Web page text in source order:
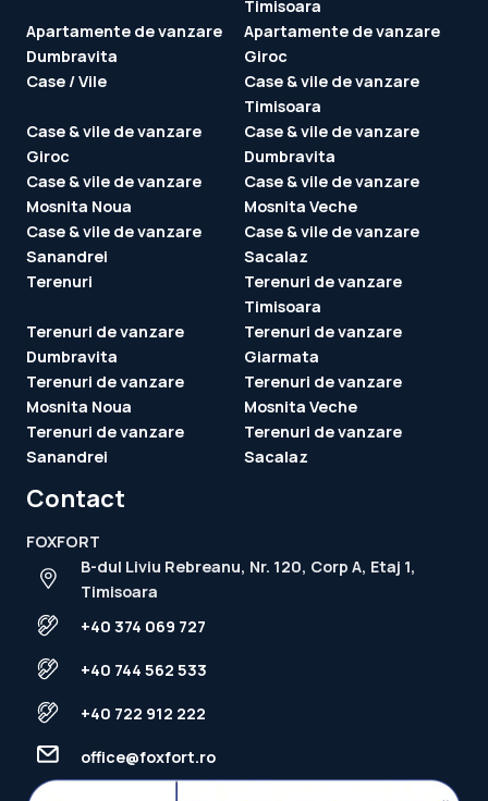
Timisoara
Apartamente de vanzare
Dumbravita
Apartamente de vanzare
Giroc
Case / Vile
Case & vile de vanzare
Timisoara
Case & vile de vanzare
Giroc
Case & vile de vanzare
Dumbravita
Case & vile de vanzare
Mosnita Noua
Case & vile de vanzare
Mosnita Veche
Case & vile de vanzare
Sanandrei
Case & vile de vanzare
Sacalaz
Terenuri
Terenuri de vanzare
Timisoara
Terenuri de vanzare
Dumbravita
Terenuri de vanzare
Giarmata
Terenuri de vanzare
Mosnita Noua
Terenuri de vanzare
Mosnita Veche
Terenuri de vanzare
Sanandrei
Terenuri de vanzare
Sacalaz
Contact
FOXFORT
B-dul Liviu Rebreanu, Nr. 120, Corp A, Etaj 1,
Timisoara
+40 374 069 727
+40 744 562 533
+40 722 912 222
office@foxfort.ro